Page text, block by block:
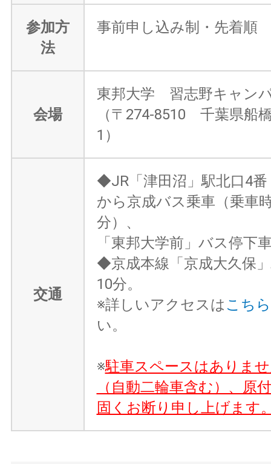
参加方
法
事前申し込み制・先着順
会場
東邦大学 習志野キャン
（〒274-8510 千葉県船
1）
交通
◆JR「津田沼」駅北口4
から京成バス乗車（乗車
分）、
「東邦大学前」バス停下
◆京成本線「京成大久保
10分。
※詳しいアクセスはこちら
い。
※駐車スペースはありま
（自動二輪車含む）、原
固くお断り申し上げます